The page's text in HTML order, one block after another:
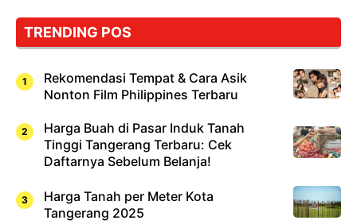
Cuma
Sushi!
TRENDING POS
Rekomendasi Tempat & Cara Asik
Nonton Film Philippines Terbaru
Harga Buah di Pasar Induk Tanah
Tinggi Tangerang Terbaru: Cek
Daftarnya Sebelum Belanja!
Harga Tanah per Meter Kota
Tangerang 2025